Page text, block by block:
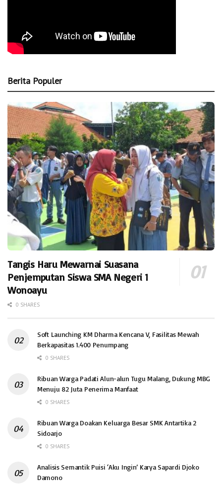
Berita Populer
Tangis Haru Mewarnai Suasana
Penjemputan Siswa SMA Negeri 1
Wonoayu
0 SHARES
Soft Launching KM Dharma Kencana V, Fasilitas Mewah
Berkapasitas 1.400 Penumpang
0 SHARES
Ribuan Warga Padati Alun-alun Tugu Malang, Dukung MBG
Menuju 82 Juta Penerima Manfaat
0 SHARES
Ribuan Warga Doakan Keluarga Besar SMK Antartika 2
Sidoarjo
0 SHARES
Analisis Semantik Puisi ‘Aku Ingin’ Karya Sapardi Djoko
Damono